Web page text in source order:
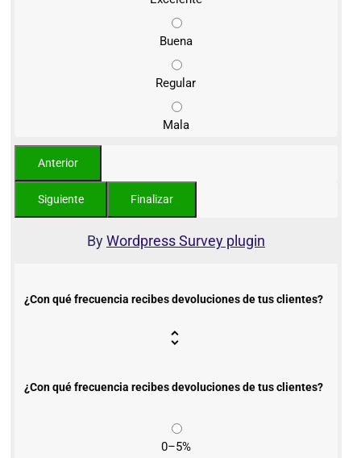
Buena
Regular
Mala
ByWordpress Survey plugin
¿Con qué frecuencia recibes devoluciones de tus clientes?
¿Con qué frecuencia recibes devoluciones de tus clientes?
0–5%